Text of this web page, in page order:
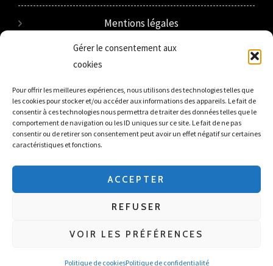
Gérer le consentement aux
cookies
Pour offrir les meilleures expériences, nous utilisons des technologies telles que
les cookies pour stocker et/ou accéder aux informations des appareils. Le fait de
consentir à ces technologies nous permettra de traiter des données telles que le
comportement de navigation ou les ID uniques sur ce site. Le fait de ne pas
consentir ou de retirer son consentement peut avoir un effet négatif sur certaines
caractéristiques et fonctions.
ACCEPTER
REFUSER
VOIR LES PRÉFÉRENCES
Politique de cookiesPolitique de confidentialité
Mentions légales
Plan de site
Politique de confidentialité
Conditions générales de vente
Politique de cookies
Copyright © 2026 UNIVERS MARIAGE